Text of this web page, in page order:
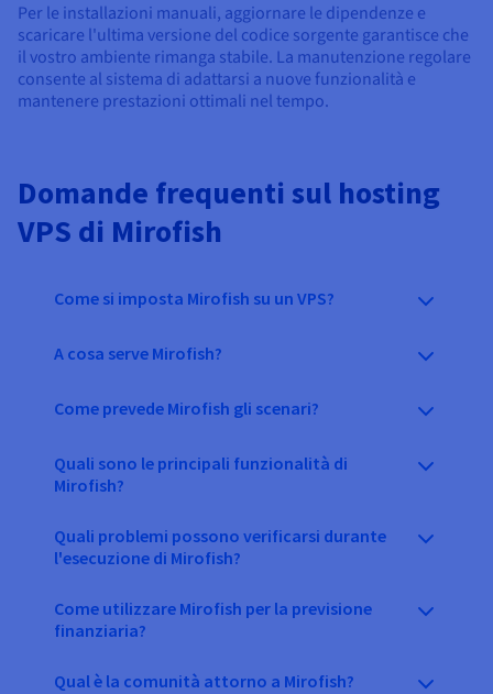
Per le installazioni manuali, aggiornare le dipendenze e
scaricare l'ultima versione del codice sorgente garantisce che
il vostro ambiente rimanga stabile. La manutenzione regolare
consente al sistema di adattarsi a nuove funzionalità e
mantenere prestazioni ottimali nel tempo.
Domande frequenti sul hosting
VPS di Mirofish
Come si imposta Mirofish su un VPS?
A cosa serve Mirofish?
Come prevede Mirofish gli scenari?
Quali sono le principali funzionalità di
Mirofish?
Quali problemi possono verificarsi durante
l'esecuzione di Mirofish?
Come utilizzare Mirofish per la previsione
finanziaria?
Qual è la comunità attorno a Mirofish?